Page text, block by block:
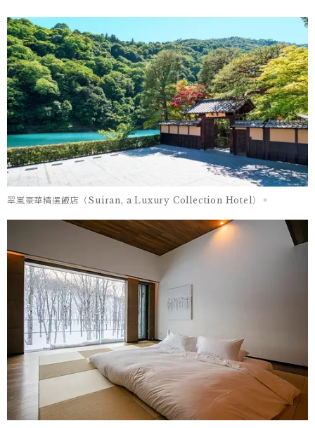
翠嵐豪華精選飯店（Suiran, a Luxury Collection Hotel）。